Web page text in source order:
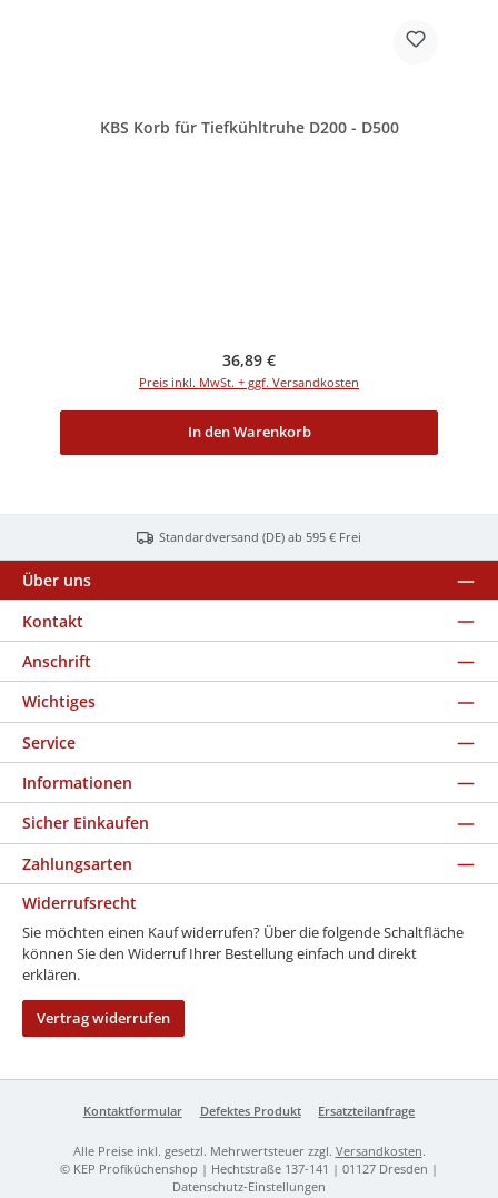
KBS Korb für Tiefkühltruhe D200 - D500
Regulärer Preis:
36,89 €
Preis inkl. MwSt. + ggf. Versandkosten
In den Warenkorb
Standardversand (DE) ab 595 € Frei
Über uns
Kontakt
Anschrift
Wichtiges
Service
Informationen
Sicher Einkaufen
Zahlungsarten
Widerrufsrecht
Sie möchten einen Kauf widerrufen? Über die folgende Schaltfläche
können Sie den Widerruf Ihrer Bestellung einfach und direkt
erklären.
Vertrag widerrufen
Kontaktformular Defektes Produkt Ersatzteilanfrage
Alle Preise inkl. gesetzl. Mehrwertsteuer zzgl. Versandkosten.
© KEP Profiküchenshop | Hechtstraße 137-141 | 01127 Dresden |
Datenschutz-Einstellungen